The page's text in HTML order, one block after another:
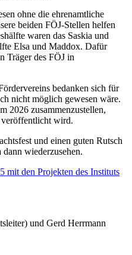
ohne die ehrenamtliche
beiden FÖJ-Stellen helfen
waren das Saskia und
Elsa und Maddox. Dafür
Träger des FÖJ in
bedanken sich für
nicht möglich gewesen wäre.
2026 zusammenzustellen,
veröffentlicht wird.
und einen guten Rutsch
wiederzusehen.
mit den Projekten des Instituts
und Gerd Herrmann